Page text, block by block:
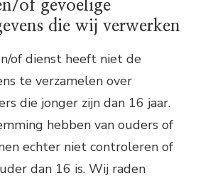
of gevoelige
die wij verwerken
of dienst heeft niet de
te verzamelen over
die jonger zijn dan 16 jaar.
hebben van ouders of
echter niet controleren of
dan 16 is. Wij raden